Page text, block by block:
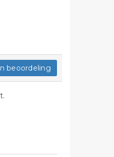
beoordeling